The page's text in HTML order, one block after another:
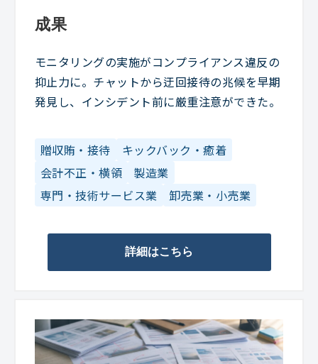
成果
モニタリングの実施がコンプライアンス違反の
抑止力に。チャットから迂回接待の兆候を早期
発見し、インシデント前に厳重注意ができた。
贈収賄・接待
キックバック・癒着
会計不正・横領
製造業
専門・技術サービス業
卸売業・小売業
詳細はこちら